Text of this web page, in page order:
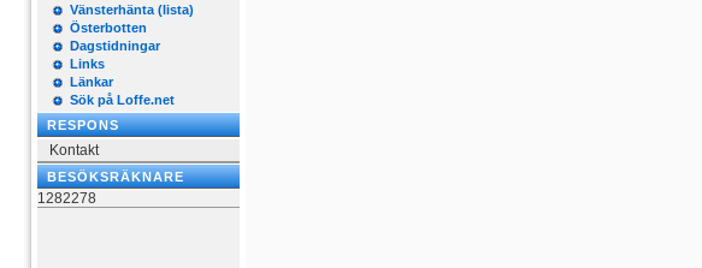
Vänsterhänta (lista)
Österbotten
Dagstidningar
Links
Länkar
Sök på Loffe.net
RESPONS
Kontakt
BESÖKSRÄKNARE
1282278